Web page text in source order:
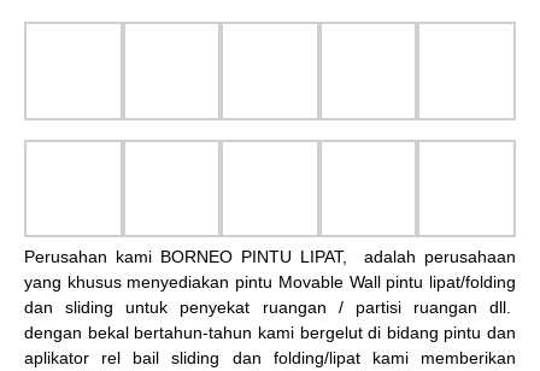
Perusahan kami BORNEO PINTU LIPAT, adalah perusahaan
yang khusus menyediakan pintu Movable Wall pintu lipat/folding
dan sliding untuk penyekat ruangan / partisi ruangan dll.
dengan bekal bertahun-tahun kami bergelut di bidang pintu dan
aplikator rel bail sliding dan folding/lipat kami memberikan